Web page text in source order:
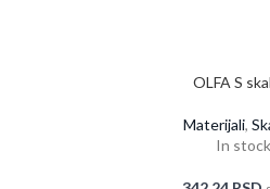
OLFA S
Materijali,
In stock